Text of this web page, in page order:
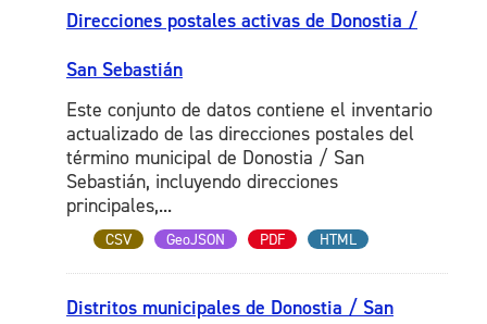
Direcciones postales activas de Donostia /
San Sebastián
Este conjunto de datos contiene el inventario
actualizado de las direcciones postales del
término municipal de Donostia / San
Sebastián, incluyendo direcciones
principales,...
CSV GeoJSON PDF HTML
Distritos municipales de Donostia / San